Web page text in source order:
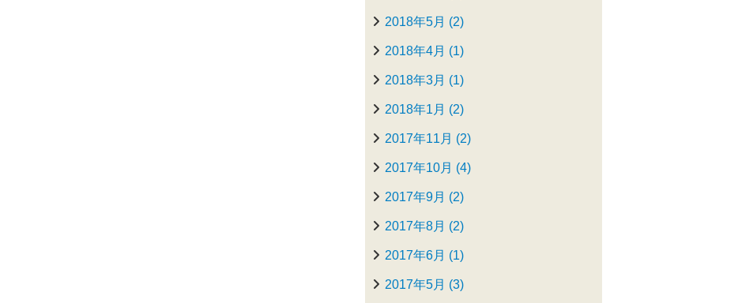
2018年5月 (2)
2018年4月 (1)
2018年3月 (1)
2018年1月 (2)
2017年11月 (2)
2017年10月 (4)
2017年9月 (2)
2017年8月 (2)
2017年6月 (1)
2017年5月 (3)